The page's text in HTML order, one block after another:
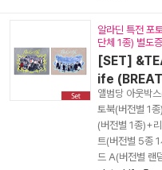
알라딘 특전 포
단체 1종) 별도
[SET]
ife
앨범당 아웃박
토북(버전별 1
(버전별 1종)+
트(버전별 5종
드 A(버전별 랜